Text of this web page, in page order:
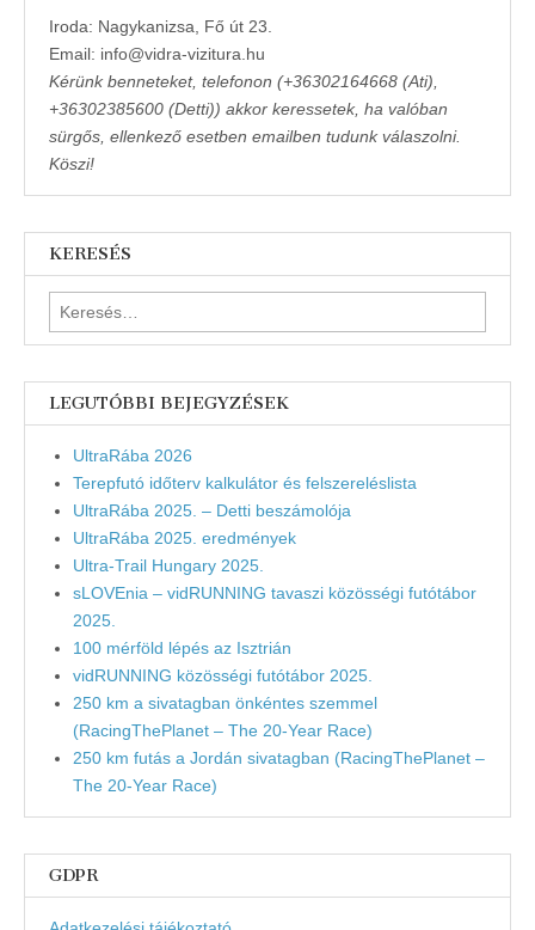
Iroda: Nagykanizsa, Fő út 23.
Email: info@vidra-vizitura.hu
Kérünk benneteket, telefonon (+36302164668 (Ati),
+36302385600 (Detti)) akkor keressetek, ha valóban
sürgős, ellenkező esetben emailben tudunk válaszolni.
Köszi!
KERESÉS
Keresés:
LEGUTÓBBI BEJEGYZÉSEK
UltraRába 2026
Terepfutó időterv kalkulátor és felszereléslista
UltraRába 2025. – Detti beszámolója
UltraRába 2025. eredmények
Ultra-Trail Hungary 2025.
sLOVEnia – vidRUNNING tavaszi közösségi futótábor
2025.
100 mérföld lépés az Isztrián
vidRUNNING közösségi futótábor 2025.
250 km a sivatagban önkéntes szemmel
(RacingThePlanet – The 20-Year Race)
250 km futás a Jordán sivatagban (RacingThePlanet –
The 20-Year Race)
GDPR